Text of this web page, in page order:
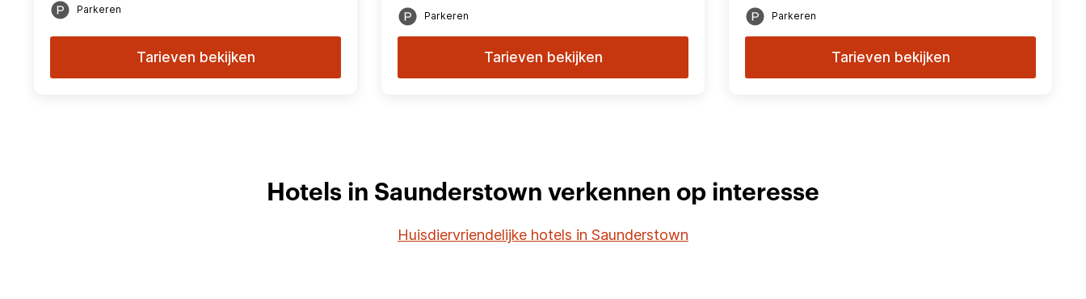
Parkeren
Tarieven bekijken
Parkeren
Tarieven bekijken
Parkeren
Tarieven bekijken
Hotels in Saunderstown verkennen op interesse
Huisdiervriendelijke hotels in Saunderstown